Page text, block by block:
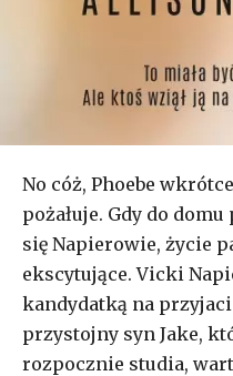
No cóż, Phoebe
pożałuje. Gdy do
się Napierowie, życie
ekscytujące. Vicki
kandydatką na
przystojny syn Jake,
rozpocznie studia,